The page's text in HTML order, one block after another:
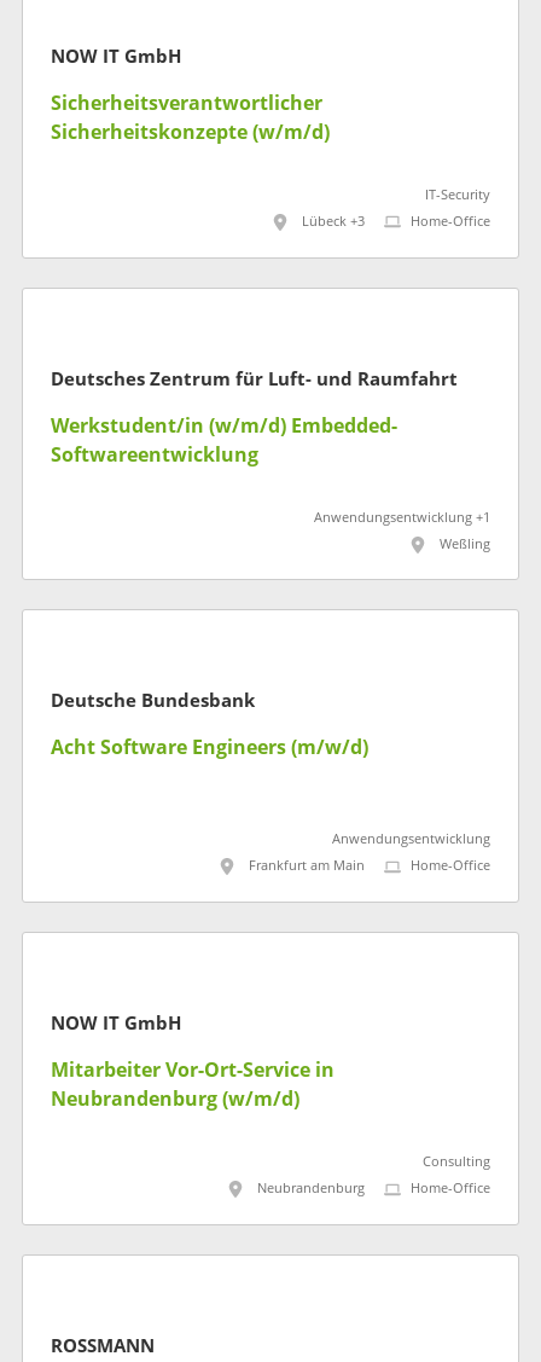
NOW IT GmbH
Sicherheitsverantwortlicher
Sicherheitskonzepte (w/m/d)
IT-Security
Lübeck +3
Home-Office
Deutsches Zentrum für Luft- und Raumfahrt
Werkstudent/in (w/m/d) Embedded-
Softwareentwicklung
Anwendungsentwicklung +1
Weßling
Deutsche Bundesbank
Acht Software Engineers (m/w/d)
Anwendungsentwicklung
Frankfurt am Main
Home-Office
NOW IT GmbH
Mitarbeiter Vor-Ort-Service in
Neubrandenburg (w/m/d)
Consulting
Neubrandenburg
Home-Office
ROSSMANN